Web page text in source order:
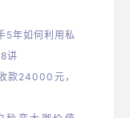
5年如何利用私
讲
款24000元，